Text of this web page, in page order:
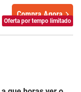
Oferta por tempo limitado
Compra Agora